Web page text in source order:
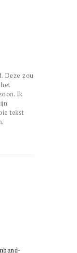
Deze zou
Ik
tekst